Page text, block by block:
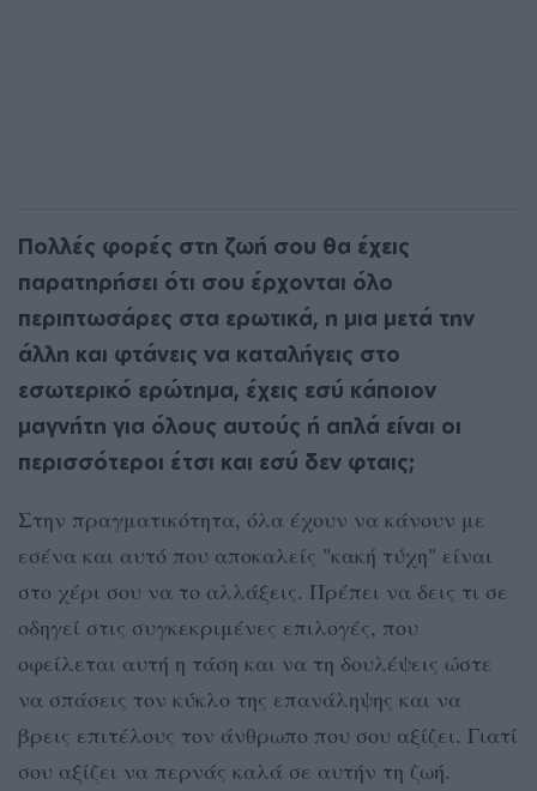
Πολλές φορές στη ζωή σου θα έχεις
παρατηρήσει ότι σου έρχονται όλο
περιπτωσάρες στα ερωτικά, η μια μετά την
άλλη και φτάνεις να καταλήγεις στο
εσωτερικό ερώτημα, έχεις εσύ κάποιον
μαγνήτη για όλους αυτούς ή απλά είναι οι
περισσότεροι έτσι και εσύ δεν φταις;
Στην πραγματικότητα, όλα έχουν να κάνουν με
εσένα και αυτό που αποκαλείς "κακή τύχη" είναι
στο χέρι σου να το αλλάξεις. Πρέπει να δεις τι σε
οδηγεί στις συγκεκριμένες επιλογές, που
οφείλεται αυτή η τάση και να τη δουλέψεις ώστε
να σπάσεις τον κύκλο της επανάληψης και να
βρεις επιτέλους τον άνθρωπο που σου αξίζει. Γιατί
σου αξίζει να περνάς καλά σε αυτήν τη ζωή.